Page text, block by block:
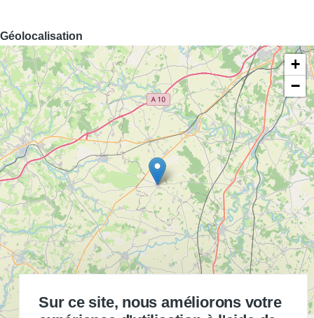
Géolocalisation
+
−
Sur ce site, nous améliorons votre